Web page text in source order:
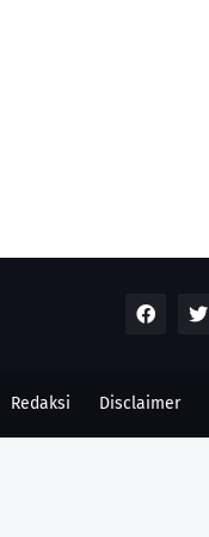
Redaksi Disclaimer